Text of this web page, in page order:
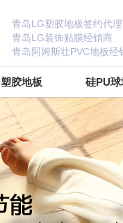
青岛LG塑胶地板签约代
青岛LG装饰贴膜经销商
青岛阿姆斯壮PVC地板经
塑胶地板 硅PU球